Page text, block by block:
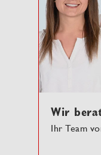
Wir
Ihr Team